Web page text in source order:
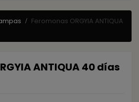
Feromonas ORGYIA ANTIQUA
ANTIQUA 40 días